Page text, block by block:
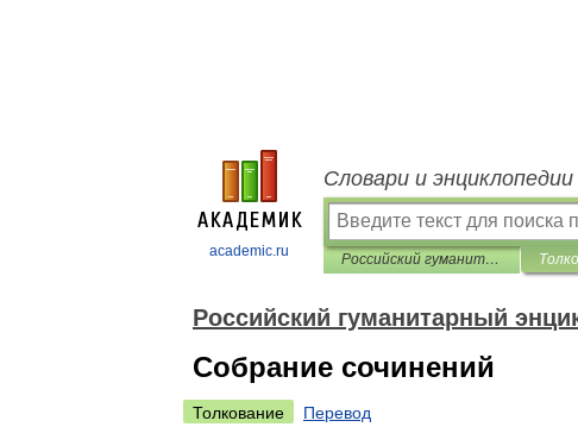
academic.ru
Словари и
Российский гуманитарный энциклопедический словарь
Российский гуманитарный
Собрание сочинений
Толкование
Перевод